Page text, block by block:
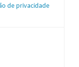
de privacidade